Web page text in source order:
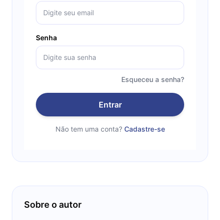
Senha
Esqueceu a senha?
Entrar
Não tem uma conta? Cadastre-se
Sobre o autor